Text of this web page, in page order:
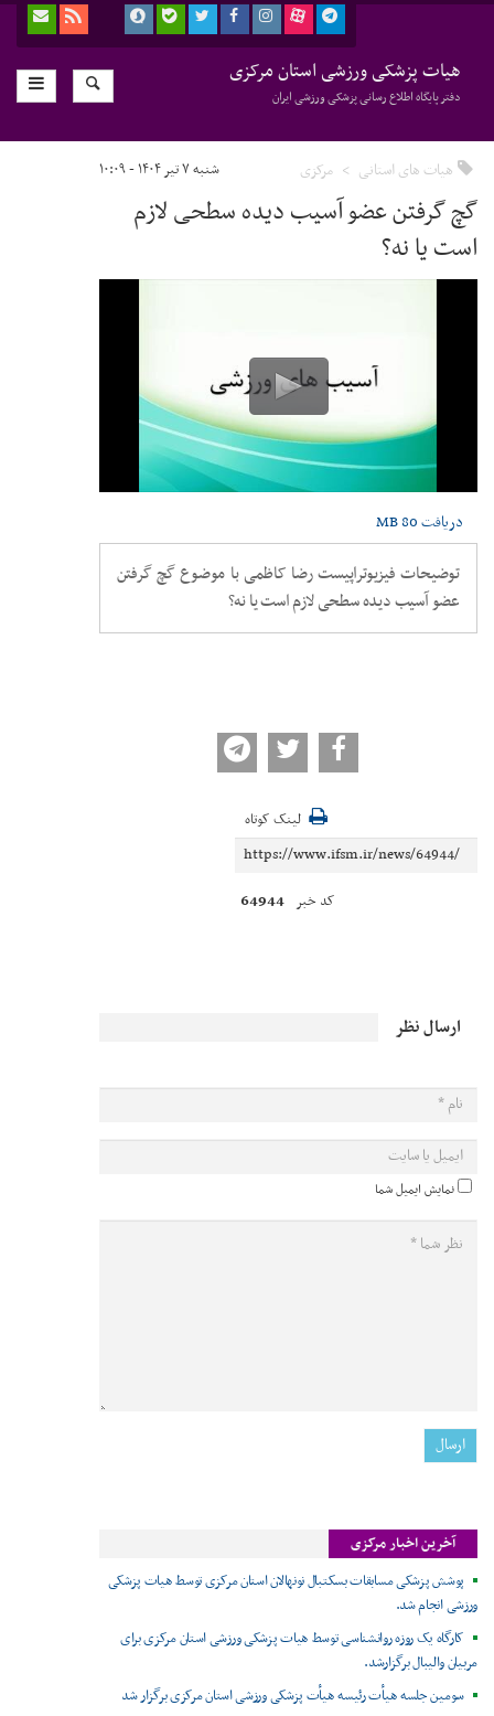
هیات پزشکی ورزشی استان مرکزی
دفتر پایگاه اطلاع رسانی پزشکی ورزشی ایران
هیات های استانی مرکزی شنبه ۷ تیر ۱۴۰۴ - ۱۰:۰۹
گچ گرفتن عضو آسیب دیده سطحی لازم
است یا نه؟
دریافت80 MB
توضیحات فیزیوتراپیست رضا کاظمی با موضوع گچ گرفتن
عضو آسیب دیده سطحی لازم است یا نه؟
لینک کوتاه
کد خبر 64944
ارسال نظر
نمایش ایمیل شما
آخرین اخبار مرکزی
پوشش پزشکی مسابقات بسکتبال نونهالان استان مرکزی توسط هیات پزشکی
ورزشی انجام شد.
کارگاه یک روزه روانشناسی توسط هیات پزشکی ورزشی استان مرکزی برای
مربیان والیبال برگزارشد.
سومین جلسه هیأت رئیسه هیأت پزشکی ورزشی استان مرکزی برگزار شد